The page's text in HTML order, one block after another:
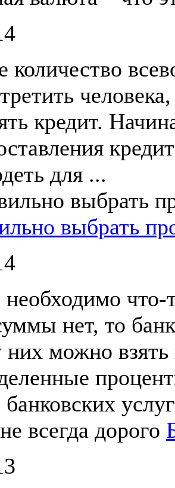
количество
кредит.
для ...
выбрать
что-
нет, то
них можно